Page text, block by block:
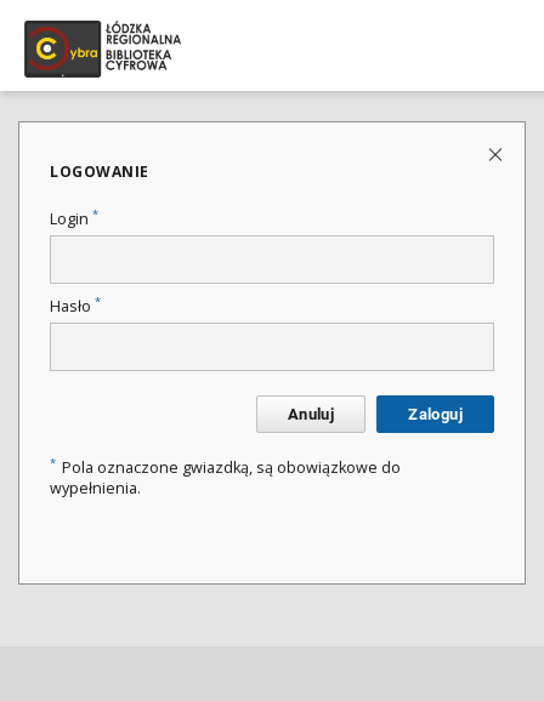
LOGOWANIE
Login *
Hasło *
Anuluj Zaloguj
* Pola oznaczone gwiazdką, są obowiązkowe do
wypełnienia.